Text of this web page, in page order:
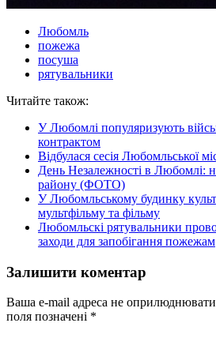
Любомль
пожежа
посуша
рятувальники
Читайте також:
У Любомлі популяризують
контрактом
Відбулася сесія Любомльської
День Незалежності в Любомлі:
району (ФОТО)
У Любомльському будинку
мультфільму та фільму
Любомльскі рятувальники
заходи для запобігання пожежам
Залишити коментар
Ваша e-mail адреса не
поля позначені *